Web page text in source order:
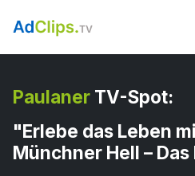
Paulaner TV-Spot:
"Erlebe das Leben
Münchner Hell –